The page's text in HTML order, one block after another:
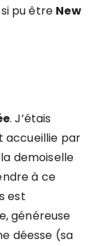
pu être New
. J’étais
accueillie par
demoiselle
à ce
est
généreuse
déesse (sa